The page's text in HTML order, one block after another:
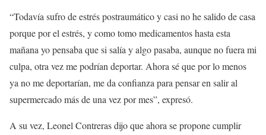
“Todavía sufro de estrés postraumático y casi no he salido de casa
porque por el estrés, y como tomo medicamentos hasta esta
mañana yo pensaba que si salía y algo pasaba, aunque no fuera mi
culpa, otra vez me podrían deportar. Ahora sé que por lo menos
ya no me deportarían, me da confianza para pensar en salir al
supermercado más de una vez por mes”, expresó.
A su vez, Leonel Contreras dijo que ahora se propone cumplir